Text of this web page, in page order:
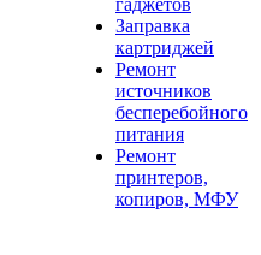
гаджетов
Заправка
картриджей
Ремонт
источников
бесперебойного
питания
Ремонт
принтеров,
копиров, МФУ